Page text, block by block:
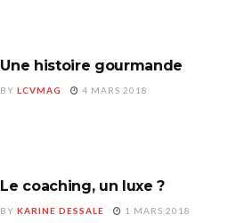
Une histoire gourmande
BY LCVMAG 4 MARS 2018
Le coaching, un luxe ?
BY KARINE DESSALE 1 MARS 2018